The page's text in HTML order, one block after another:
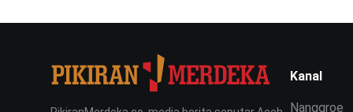
Kanal
Nanggroe